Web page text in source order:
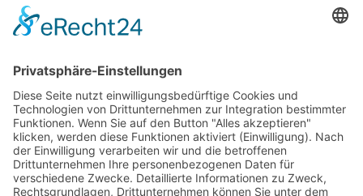
E-Mail: Bente.Jacobsen@kh-paderborn-lippe.de
Über uns
Neuigkeiten
Infos für Eltern
Infos für Lehrer